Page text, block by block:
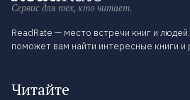
Сервис для тех, кто читает.
ReadRate — место встречи книг и
поможет вам найти интересные книги и
Читайте